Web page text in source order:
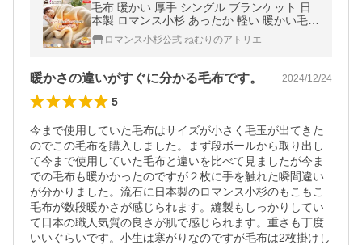
毛布 暖かい 厚手 シングル ブランケット 日
本製 ロマンス小杉 あったか 軽い 暖かい毛布
もこもこ毛布
ロマンス小杉公式 ねむりのアトリエ
暖かさの違いがすぐに分かる毛布です。 2024/12/24
5
今まで使用していた毛布はサイズが小さく毛玉が出てきた
のでこの毛布を購入しました。まず段ボールから取り出し
て今まで使用していた毛布と違いを比べて見ましたが今ま
での毛布も暖かかったのですが２枚に手を触れた瞬間違い
が分かりました。流石に日本製のロマンス小杉のもこもこ
毛布が数段暖かさが感じられます。縫製もしっかりしてい
て日本の職人気質の良さが肌で感じられます。重さも丁度
いいぐらいです。小生は寒がりなのですが毛布は2枚掛けし